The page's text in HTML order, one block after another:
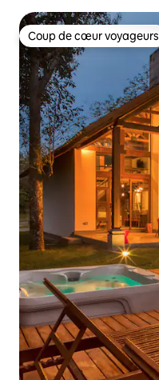
Coup de cœur voyageurs
Coup de cœur voyageurs